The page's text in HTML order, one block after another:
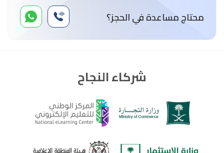
محتاج مساعدة في الحجز؟
شركاء النجاح